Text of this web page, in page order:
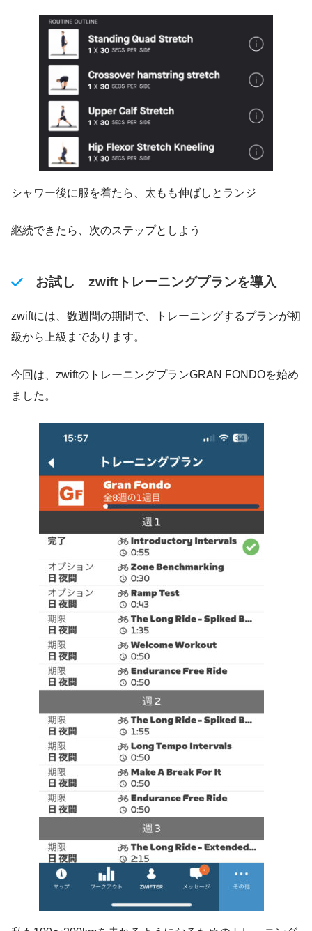
シャワー後に服を着たら、太もも伸ばしとランジ
継続できたら、次のステップとしよう
お試し zwiftトレーニングプランを導入
zwiftには、数週間の期間で、トレーニングするプランが初
級から上級まであります。
今回は、zwiftのトレーニングプランGRAN FONDOを始め
ました。